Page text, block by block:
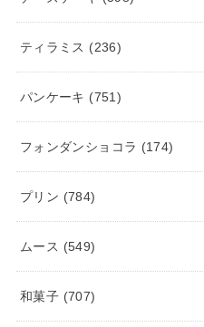
ティラミス (236)
パンケーキ (751)
フォンダンショコラ (174)
プリン (784)
ムース (549)
和菓子 (707)